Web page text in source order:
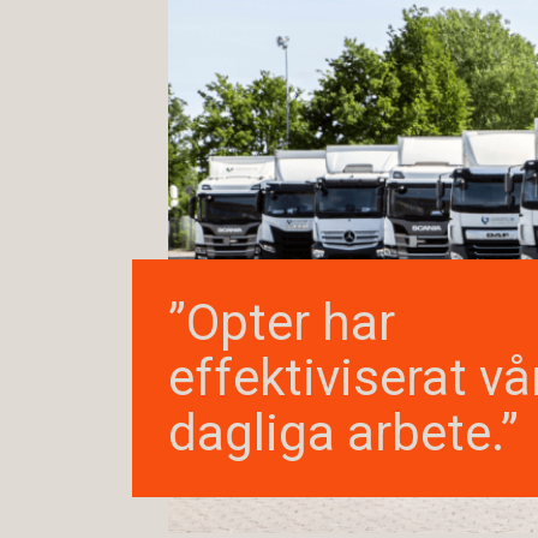
”Opter har
effektiviserat
dagliga arbete.”